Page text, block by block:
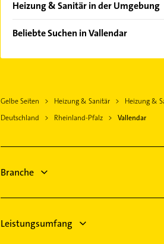
Heizung & Sanitär in der Umgebung
Urbar
Koblenz am Rhein
Bad Ems
Neuwied
Beliebte Suchen in Vallendar
Dachdecker
Rechtsanwalt
Hausarzt
Gelbe Seiten Heizung & Sanitär Heizung &
Deutschland
Rheinland-Pfalz Vallendar
Branche
Leistungsumfang